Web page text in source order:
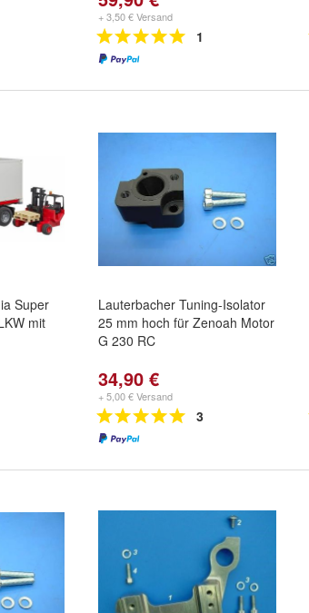
+ 3,50 € Versand
1
Super
mit
Lauterbacher Tuning-Isolator
25 mm hoch für Zenoah Motor
G 230 RC
34,90 €
+ 5,00 € Versand
3